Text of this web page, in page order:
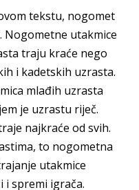
tekstu, nogomet
Nogometne utakmice
traju kraće nego
i kadetskih uzrasta.
mlađih uzrasta
je uzrastu riječ.
najkraće od svih.
to nogometna
utakmice
i spremi igrača.